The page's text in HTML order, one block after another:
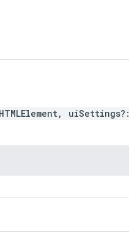
HTMLElement, uiSettings?: